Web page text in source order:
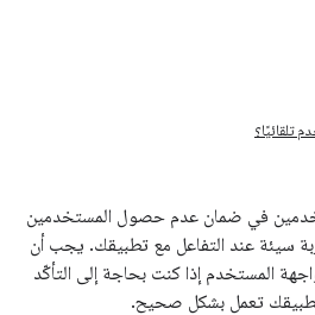
تلقائيًا؟
في ضمان عدم حصول المستخدمين
سيئة عند التفاعل مع تطبيقك. يجب أن
المستخدم إذا كنت بحاجة إلى التأكّد
تعمل بشكل صحيح.